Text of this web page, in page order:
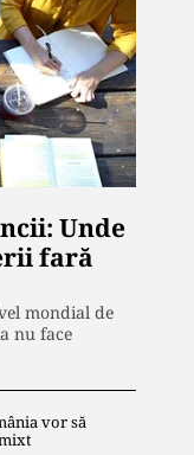
Unde
fară
mondial de
nu face